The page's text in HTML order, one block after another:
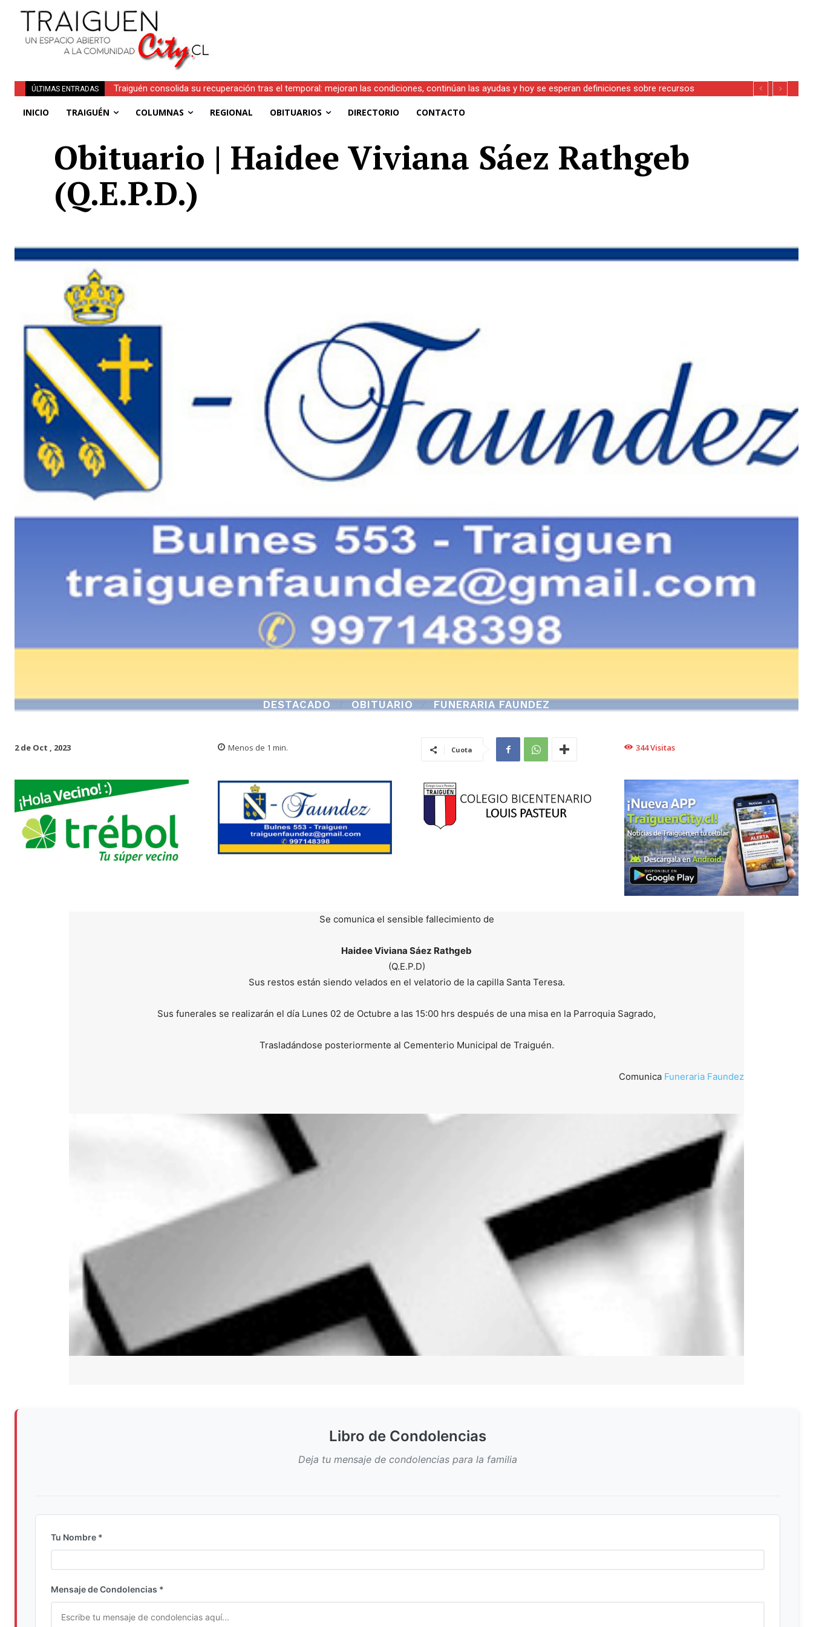
ÚLTIMAS ENTRADAS
Traiguén consolida su recuperación tras el temporal: mejoran las condiciones, continúan las ayudas y hoy se esperan definiciones sobre recursos
INICIO TRAIGUÉN COLUMNAS REGIONAL OBITUARIOS DIRECTORIO CONTACTO
Obituario | Haidee Viviana Sáez Rathgeb
(Q.E.P.D.)
DESTACADO OBITUARIO FUNERARIA FAUNDEZ
2 de Oct , 2023 Menos de 1 min. Cuota 344Visitas
Se comunica el sensible fallecimiento de
Haidee Viviana Sáez Rathgeb
(Q.E.P.D)
Sus restos están siendo velados en el velatorio de la capilla Santa Teresa.
Sus funerales se realizarán el día Lunes 02 de Octubre a las 15:00 hrs después de una misa en la Parroquia Sagrado,
Trasladándose posteriormente al Cementerio Municipal de Traiguén.
Comunica Funeraria Faundez
Libro de Condolencias
Deja tu mensaje de condolencias para la familia
Tu Nombre *
Mensaje de Condolencias *